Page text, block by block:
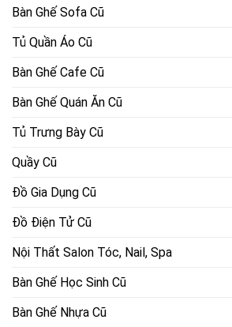
Bàn Ghế Sofa Cũ
Tủ Quần Áo Cũ
Bàn Ghế Cafe Cũ
Bàn Ghế Quán Ăn Cũ
Tủ Trưng Bày Cũ
Quầy Cũ
Đồ Gia Dụng Cũ
Đồ Điện Tử Cũ
Nội Thất Salon Tóc, Nail, Spa
Bàn Ghế Học Sinh Cũ
Bàn Ghế Nhựa Cũ